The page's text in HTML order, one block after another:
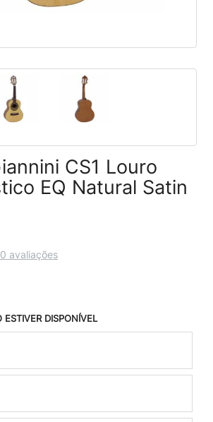
CS1 Louro
EQ Natural Satin
0 avaliações
DISPONÍVEL